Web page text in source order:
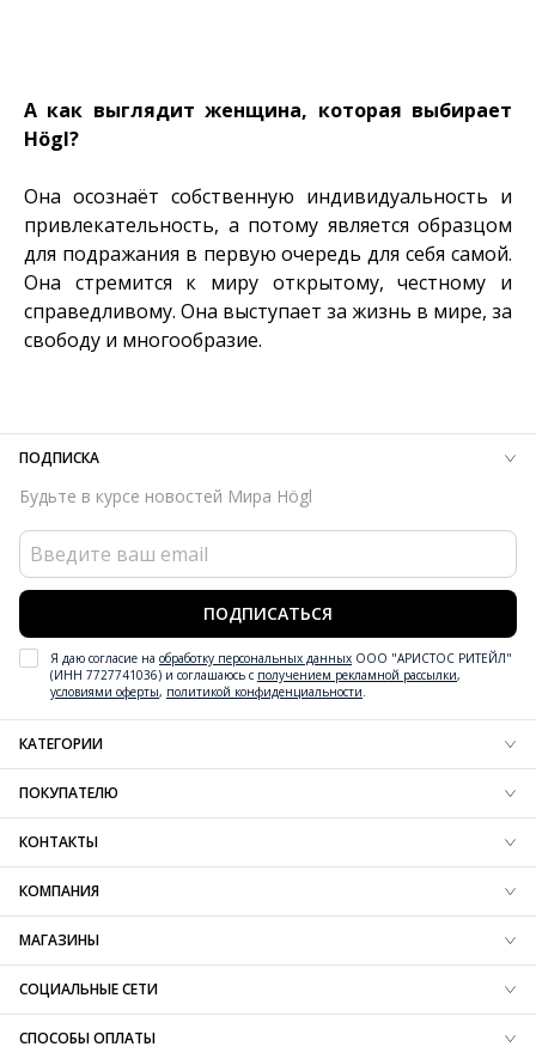
А как выглядит женщина, которая выбирает
Högl?
Она осознаёт собственную индивидуальность и
привлекательность, а потому является образцом
для подражания в первую очередь для себя самой.
Она стремится к миру открытому, честному и
справедливому. Она выступает за жизнь в мире, за
свободу и многообразие.
КАТЕГОРИИ
Новинки одежды
Обувь
Аксессуары
Вдохновение
Технологии
SALE
ПОКУПАТЕЛЮ
Доставка
Оплата
Вопрос-ответ
Таблица размеров
Защита информации
КОНТАКТЫ
Контактная информация
КОМПАНИЯ
Карта сайта
Карьера
МАГАЗИНЫ
СОЦИАЛЬНЫЕ СЕТИ
ПОДПИСКА
Будьте в курсе новостей Мира Högl
ПОДПИСАТЬСЯ
Я даю согласие на обработку персональных данных ООО "АРИСТОС РИТЕЙЛ"
(ИНН 7727741036) и соглашаюсь с получением рекламной рассылки,
условиями оферты, политикой конфиденциальности.
СПОСОБЫ ОПЛАТЫ